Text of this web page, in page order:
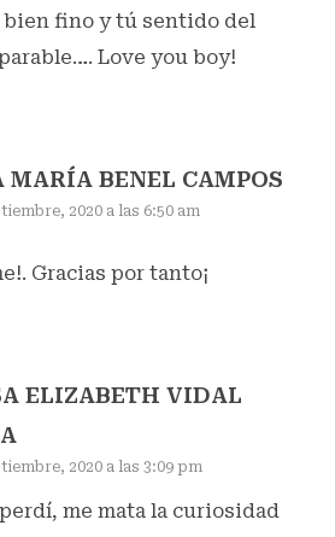
bien fino y tú sentido del
Love you boy!
MARÍA BENEL CAMPOS
2020 a las 6:50 am
Gracias por tanto¡
ELIZABETH VIDAL
2020 a las 3:09 pm
me mata la curiosidad